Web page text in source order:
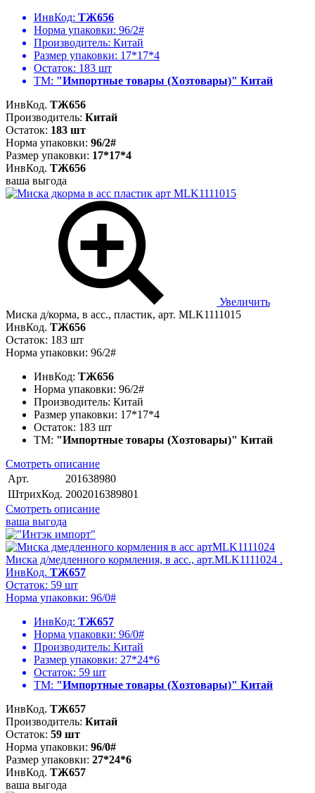
ИнвКод: ТЖ656
Норма упаковки: 96/2#
Производитель: Китай
Размер упаковки: 17*17*4
Остаток: 183 шт
ТМ: "Импортные товары (Хозтовары)" Китай
ИнвКод. ТЖ656
Производитель: Китай
Остаток: 183 шт
Норма упаковки: 96/2#
Размер упаковки: 17*17*4
ИнвКод. ТЖ656
ваша выгода
Увеличить
Миска д/корма, в асс., пластик, арт. MLK1111015
ИнвКод. ТЖ656
Остаток: 183 шт
Норма упаковки: 96/2#
ИнвКод: ТЖ656
Норма упаковки: 96/2#
Производитель: Китай
Размер упаковки: 17*17*4
Остаток: 183 шт
ТМ: "Импортные товары (Хозтовары)" Китай
Смотреть описание
Арт.
201638980
ШтрихКод. 2002016389801
Смотреть описание
ваша выгода
Миска д/медленного кормления, в асс., арт.MLK1111024 .
ИнвКод. ТЖ657
Остаток: 59 шт
Норма упаковки: 96/0#
ИнвКод: ТЖ657
Норма упаковки: 96/0#
Производитель: Китай
Размер упаковки: 27*24*6
Остаток: 59 шт
ТМ: "Импортные товары (Хозтовары)" Китай
ИнвКод. ТЖ657
Производитель: Китай
Остаток: 59 шт
Норма упаковки: 96/0#
Размер упаковки: 27*24*6
ИнвКод. ТЖ657
ваша выгода